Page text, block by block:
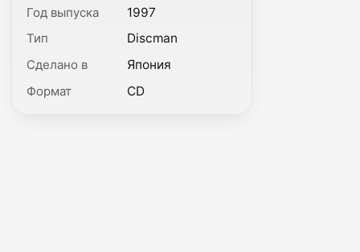
Год выпуска
1997
Тип
Discman
Сделано в
Япония
Формат
CD